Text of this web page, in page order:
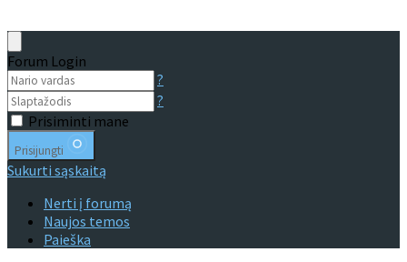
Forum Login
?
?
Prisiminti mane
Prisijungti
Sukurti sąskaitą
Nerti į forumą
Naujos temos
Paieška